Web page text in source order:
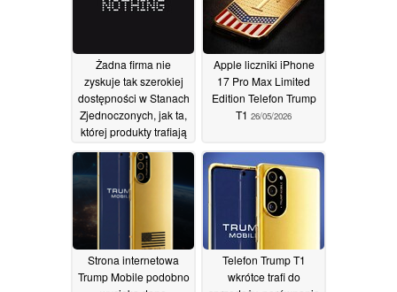
Żadna firma nie
zyskuje tak szerokiej
dostępności w Stanach
Zjednoczonych, jak ta,
której produkty trafiają
14/06/2026
Apple liczniki iPhone
17 Pro Max Limited
Edition Telefon Trump
T1 26/05/2026
Strona internetowa
Trump Mobile podobno
Telefon Trump T1
wkrótce trafi do